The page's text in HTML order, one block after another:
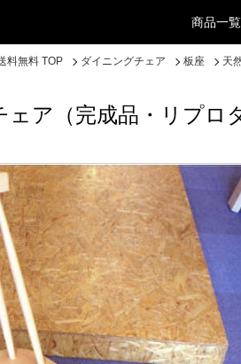
商品一覧
料無料 TOP ダイニングチェア 板座 天
ア（完成品・リプロ